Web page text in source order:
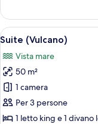
(Filicudi)
Apri
tutte
le
foto
per
Suite
(Vulcano)
14
Suite (Vulcano)
Vista mare
50 m²
1 camera
Per 3 persone
1 letto king e 1